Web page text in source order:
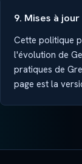
9. Mises à jour
Cette politique
l'évolution de
pratiques de
page est la